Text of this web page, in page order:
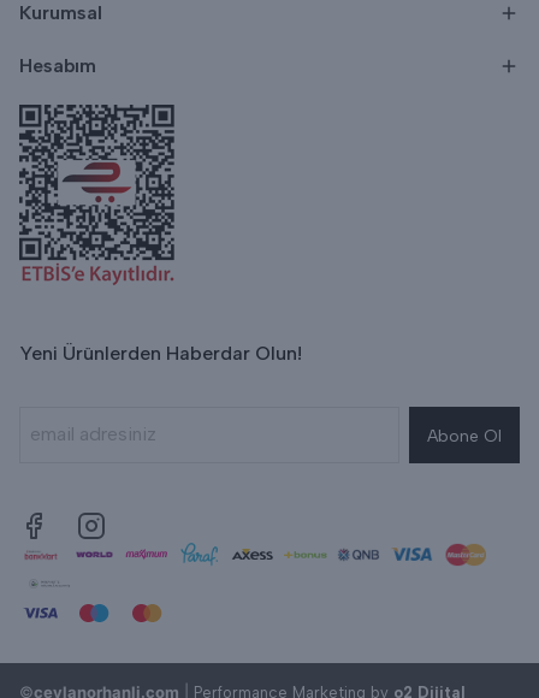
Kurumsal
Hesabım
Yeni Ürünlerden Haberdar Olun!
Abone Ol
©ceylanorhanli.com Performance Marketing by o2 Dijital